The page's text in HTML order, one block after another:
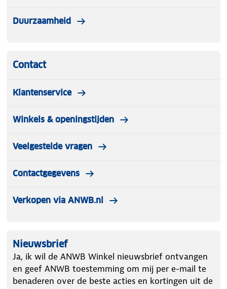
Duurzaamheid
Contact
Klantenservice
Winkels & openingstijden
Veelgestelde vragen
Contactgegevens
Verkopen via ANWB.nl
Nieuwsbrief
Ja, ik wil de ANWB Winkel nieuwsbrief ontvangen
en geef ANWB toestemming om mij per e-mail te
benaderen over de beste acties en kortingen uit de